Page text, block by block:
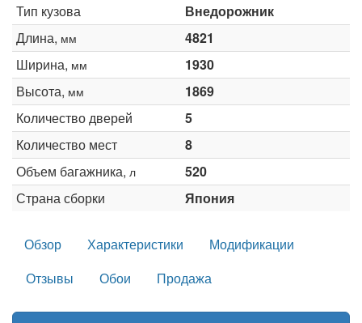
Тип кузова
Внедорожник
Длина, мм
4821
Ширина, мм
1930
Высота, мм
1869
Количество дверей
5
Количество мест
8
Объем багажника, л
520
Страна сборки
Япония
Обзор Характеристики
Модификации
Отзывы
Обои Продажа